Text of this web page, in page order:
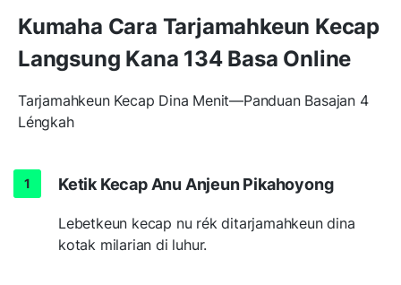
Kumaha Cara Tarjamahkeun Kecap
Langsung Kana 134 Basa Online
Tarjamahkeun Kecap Dina Menit—Panduan Basajan 4
Léngkah
Ketik Kecap Anu Anjeun Pikahoyong
Lebetkeun kecap nu rék ditarjamahkeun dina
kotak milarian di luhur.